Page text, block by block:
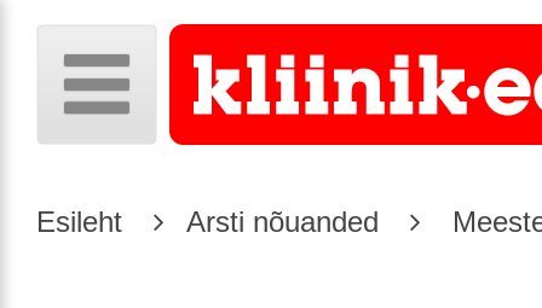
Esileht Arsti nõuanded